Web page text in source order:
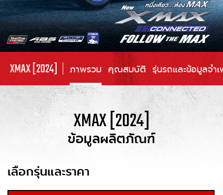
XMAX [2024] ภาพรวม คุณสมบัติ รุ่นรถและข้อมูลจำเ
XMAX [2024]
ข้อมูลผลิตภัณฑ์
เลือกรุ่นและราคา